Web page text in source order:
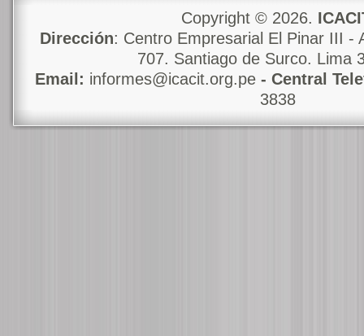
Copyright © 2026.
Dirección: Centro Empresarial El Pinar III -
707. Santiago de Surco. Lima
Email: informes@icacit.org.pe - Central
3838